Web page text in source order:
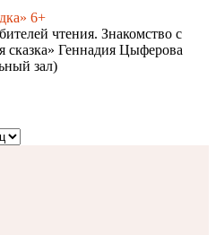
6+
чтения. Знакомство с
Геннадия Цыферова
зал)